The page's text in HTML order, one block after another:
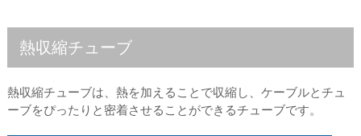
熱収縮チューブ
熱収縮チューブは、熱を加えることで収縮し、ケーブルとチュ
ーブをぴったりと密着させることができるチューブです。